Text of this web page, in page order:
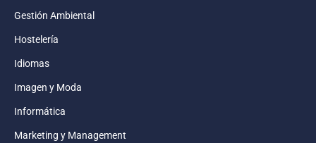
Gestión Ambiental
Hostelería
Idiomas
Imagen y Moda
Informática
Marketing y Management